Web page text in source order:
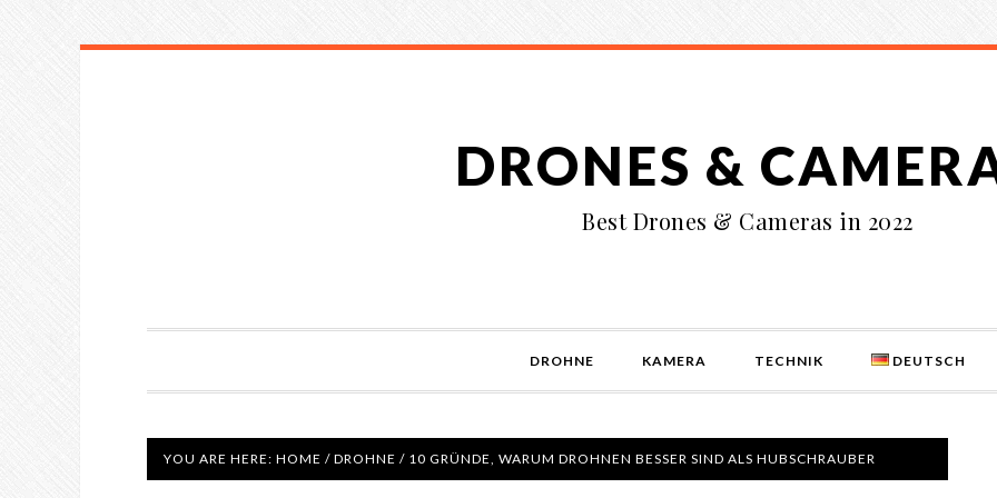
DRONES &
Best Drones & Cameras in 2022
DROHNE KAMERA TECHNIK DEUTSCH
YOU ARE HERE: HOME / DROHNE / 10 GRÜNDE, WARUM DROHNEN BESSER SIND ALS HUBSCHRAUBER